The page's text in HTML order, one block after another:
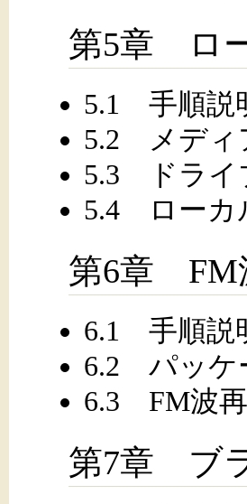
第5章 ロ
5.1 手順説
5.2 メディ
5.3 ドライ
5.4 ローカ
第6章 FM
6.1 手順説
6.2 パッケ
6.3 FM波
第7章 ブ